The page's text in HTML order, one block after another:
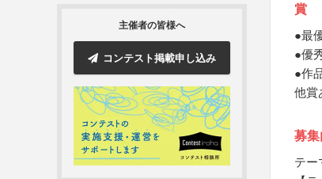
主催者の皆様へ
コンテスト掲載申し込み
賞
●最
●優
●作
他賞
募
テー